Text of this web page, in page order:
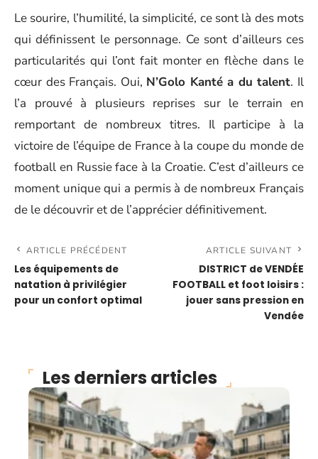
Le sourire, l’humilité, la simplicité, ce sont là des mots
qui définissent le personnage. Ce sont d’ailleurs ces
particularités qui l’ont fait monter en flèche dans le
cœur des Français. Oui, N’Golo Kanté a du talent. Il
l’a prouvé à plusieurs reprises sur le terrain en
remportant de nombreux titres. Il participe à la
victoire de l’équipe de France à la coupe du monde de
football en Russie face à la Croatie. C’est d’ailleurs ce
moment unique qui a permis à de nombreux Français
de le découvrir et de l’apprécier définitivement.
ARTICLE PRÉCÉDENT
Les équipements de
natation à privilégier
pour un confort optimal
ARTICLE SUIVANT
DISTRICT de VENDÉE
FOOTBALL et foot loisirs :
jouer sans pression en
Vendée
Les derniers articles